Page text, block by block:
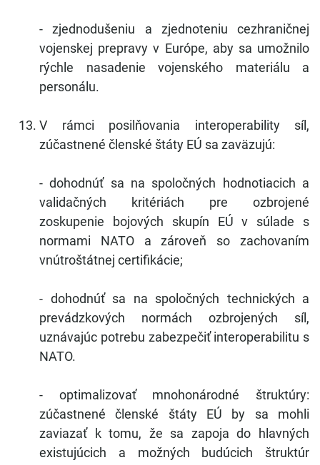
- zjednodušeniu a zjednoteniu cezhraničnej
vojenskej prepravy v Európe, aby sa umožnilo
rýchle nasadenie vojenského materiálu a
personálu.
V rámci posilňovania interoperability síl,
zúčastnené členské štáty EÚ sa zaväzujú:
- dohodnúť sa na spoločných hodnotiacich a
validačných kritériách pre ozbrojené
zoskupenie bojových skupín EÚ v súlade s
normami NATO a zároveň so zachovaním
vnútroštátnej certifikácie;
- dohodnúť sa na spoločných technických a
prevádzkových normách ozbrojených síl,
uznávajúc potrebu zabezpečiť interoperabilitu s
NATO.
- optimalizovať mnohonárodné štruktúry:
zúčastnené členské štáty EÚ by sa mohli
zaviazať k tomu, že sa zapoja do hlavných
existujúcich a možných budúcich štruktúr